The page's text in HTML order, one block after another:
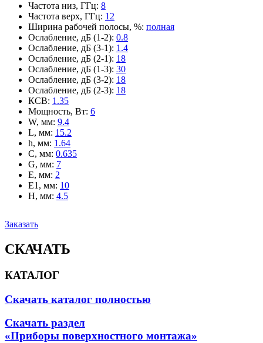
Частота низ, ГГц: 8
Частота верх, ГГц: 12
Ширина рабочей полосы, %: полная
Ослабление, дБ (1-2): 0.8
Ослабление, дБ (3-1): 1.4
Ослабление, дБ (2-1): 18
Ослабление, дБ (1-3): 30
Ослабление, дБ (3-2): 18
Ослабление, дБ (2-3): 18
КСВ: 1.35
Мощность, Вт: 6
W, мм: 9.4
L, мм: 15.2
h, мм: 1.64
C, мм: 0.635
G, мм: 7
E, мм: 2
E1, мм: 10
H, мм: 4.5
Заказать
СКАЧАТЬ
КАТАЛОГ
Скачать каталог полностью
Скачать раздел
«Приборы поверхностного монтажа»